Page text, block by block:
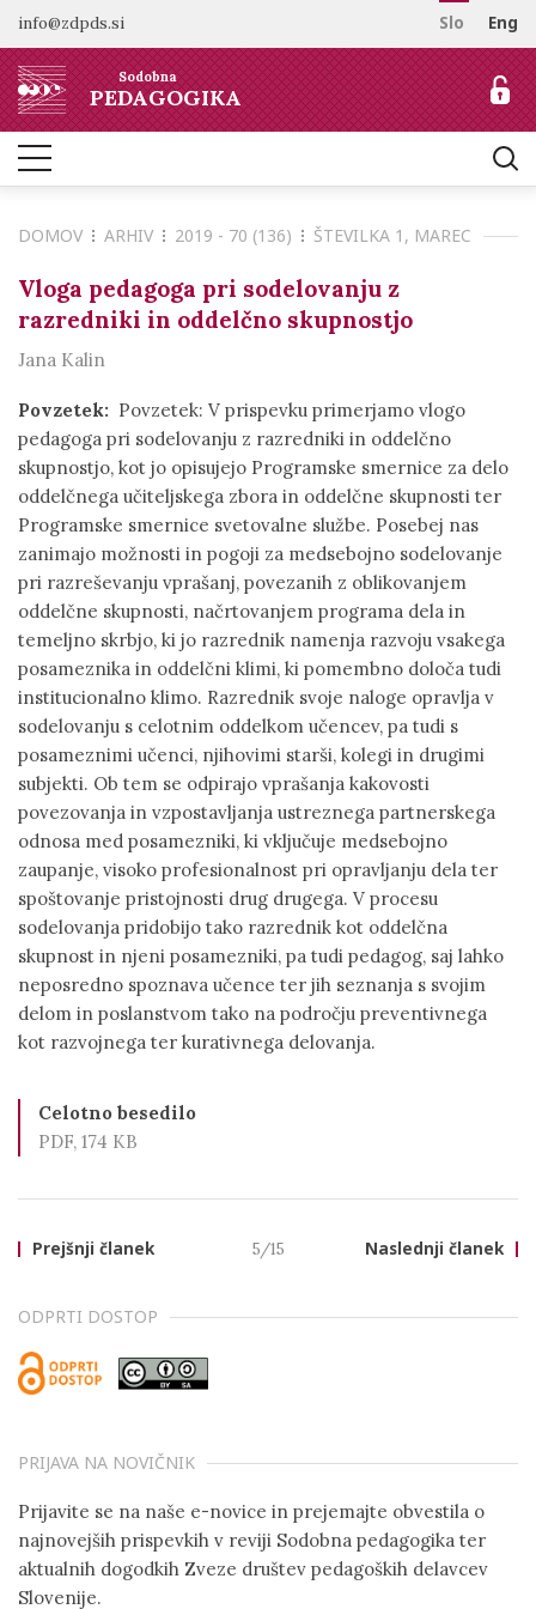
info@zdpds.si Slo Eng
Sodobna
PEDAGOGIKA
DOMOV
O REVIJI
Namen in cilji
Uredništvo
Odprti dostop
ARHIV
NAROČANJE
Naročilo revije
Cenik
ZA AVTORJE
Navodila avtorjem
Recenzentski postopek
Etika objavljanja
Tematska vabila avtorjem
KONTAKT
DOMOV ARHIV 2019 - 70 (136) ŠTEVILKA 1, MAREC
Vloga pedagoga pri sodelovanju z
razredniki in oddelčno skupnostjo
Jana Kalin
Povzetek: Povzetek: V prispevku primerjamo vlogo
pedagoga pri sodelovanju z razredniki in oddelčno
skupnostjo, kot jo opisujejo Programske smernice za delo
oddelčnega učiteljskega zbora in oddelčne skupnosti ter
Programske smernice svetovalne službe. Posebej nas
zanimajo možnosti in pogoji za medsebojno sodelovanje
pri razreševanju vprašanj, povezanih z oblikovanjem
oddelčne skupnosti, načrtovanjem programa dela in
temeljno skrbjo, ki jo razrednik namenja razvoju vsakega
posameznika in oddelčni klimi, ki pomembno določa tudi
institucionalno klimo. Razrednik svoje naloge opravlja v
sodelovanju s celotnim oddelkom učencev, pa tudi s
posameznimi učenci, njihovimi starši, kolegi in drugimi
subjekti. Ob tem se odpirajo vprašanja kakovosti
povezovanja in vzpostavljanja ustreznega partnerskega
odnosa med posamezniki, ki vključuje medsebojno
zaupanje, visoko profesionalnost pri opravljanju dela ter
spoštovanje pristojnosti drug drugega. V procesu
sodelovanja pridobijo tako razrednik kot oddelčna
skupnost in njeni posamezniki, pa tudi pedagog, saj lahko
neposredno spoznava učence ter jih seznanja s svojim
delom in poslanstvom tako na področju preventivnega
kot razvojnega ter kurativnega delovanja.
Celotno besedilo
PDF, 174 KB
Prejšnji članek Naslednji članek
5/15
ODPRTI DOSTOP
PRIJAVA NA NOVIČNIK
Prijavite se na naše e-novice in prejemajte obvestila o
najnovejših prispevkih v reviji Sodobna pedagogika ter
aktualnih dogodkih Zveze društev pedagoških delavcev
Slovenije.